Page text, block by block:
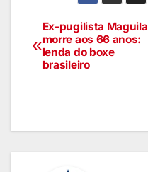
Ex-pugilista Maguila
morre aos 66 anos:
lenda do boxe
brasileiro